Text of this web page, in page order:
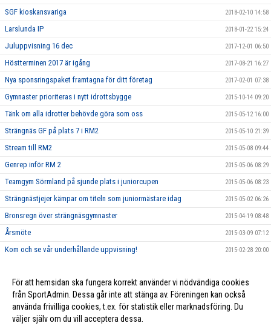
SGF kioskansvariga 2018-02-10 14:58
Larslunda IP 2018-01-22 15:24
Juluppvisning 16 dec 2017-12-01 06:50
Höstterminen 2017 är igång 2017-08-21 16:27
Nya sponsringspaket framtagna för ditt företag 2017-02-01 07:38
Gymnaster prioriteras i nytt idrottsbygge 2015-10-14 09:20
Tänk om alla idrotter behövde göra som oss 2015-05-12 16:00
Strängnäs GF på plats 7 i RM2 2015-05-10 21:39
Stream till RM2 2015-05-08 09:44
Genrep inför RM 2 2015-05-06 08:29
Teamgym Sörmland på sjunde plats i juniorcupen 2015-05-06 08:23
Strängnästjejer kämpar om titeln som juniormästare idag 2015-05-02 06:26
Bronsregn över strängnäsgymnaster 2015-04-19 08:48
Årsmöte 2015-03-09 07:12
Kom och se vår underhållande uppvisning! 2015-02-28 20:00
Välkommen till vår nya hemsida 2015-01-08 22:32
För att hemsidan ska fungera korrekt använder vi nödvändiga cookies
från SportAdmin. Dessa går inte att stänga av. Föreningen kan också
använda frivilliga cookies, t.ex. för statistik eller marknadsföring. Du
väljer själv om du vill acceptera dessa.